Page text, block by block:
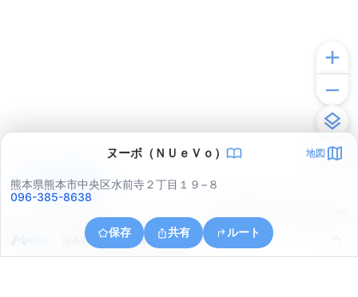
ヌーボ（ＮＵｅＶｏ） 地図
熊本県熊本市中央区水前寺２丁目１９−８
096-385-8638
保存 共有 ルート
熊本県熊本市東区保田窪本町１９
アプリで見る